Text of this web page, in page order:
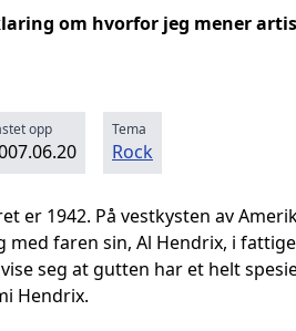
om hvorfor jeg mener
opp Tema
Rock
er 1942. På vestkysten av
med faren sin, Al Hendrix, i
seg at gutten har et helt
Hendrix.